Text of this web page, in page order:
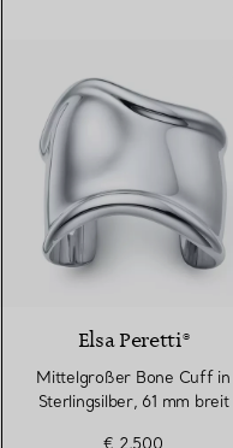
Elsa Peretti®
Mittelgroßer Bone Cuff in
Sterlingsilber, 61 mm breit
€ 2.500